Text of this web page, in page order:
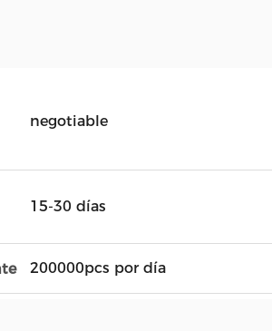
negotiable
15-30 días
200000pcs por día